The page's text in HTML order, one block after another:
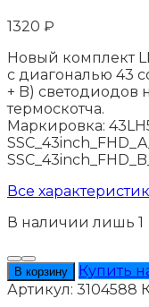
1320 ₽
Новый комплект
с диагональю 43
+ B) светодиодов
термоскотча.
Маркировка:
Все
В наличии лишь 1
Количество
товара
Подсветка
В корзину
Купить
Артикул: 3104588